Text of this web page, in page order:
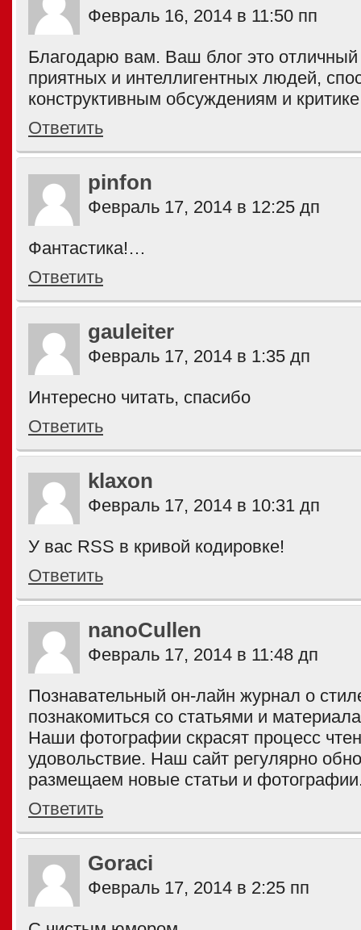
Февраль 16, 2014 в 11:50 пп
Благодарю вам. Ваш блог это отличный
приятных и интеллигентных людей,
конструктивным обсуждениям и
Ответить
pinfon
Февраль 17, 2014 в 12:25 дп
Фантастика!…
Ответить
gauleiter
Февраль 17, 2014 в 1:35 дп
Интересно читать, спасибо
Ответить
klaxon
Февраль 17, 2014 в 10:31 дп
У вас RSS в кривой кодировке!
Ответить
nanoCullen
Февраль 17, 2014 в 11:48 дп
Познавательный он-лайн журнал о
познакомиться со статьями и
Наши фотографии скрасят процесс
удовольствие. Наш сайт регулярно
размещаем новые статьи и
Ответить
Goraci
Февраль 17, 2014 в 2:25 пп